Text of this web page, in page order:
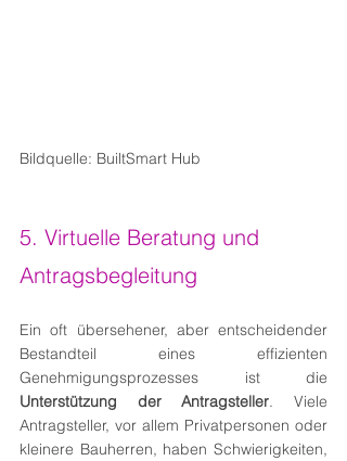
Bildquelle: BuiltSmart Hub
5. Virtuelle Beratung und
Antragsbegleitung
Ein oft übersehener, aber entscheidender
Bestandteil eines effizienten
Unterstützung der Antragsteller. Viele
Antragsteller, vor allem Privatpersonen oder
kleinere Bauherren, haben Schwierigkeiten,